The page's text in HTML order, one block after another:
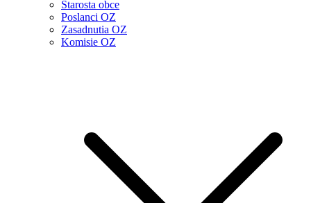
Starosta obce
Poslanci OZ
Zasadnutia OZ
Komisie OZ